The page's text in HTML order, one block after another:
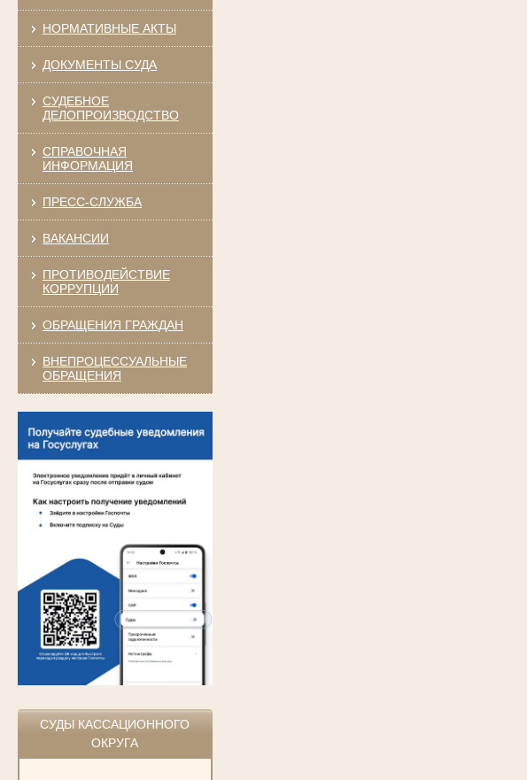
НОРМАТИВНЫЕ АКТЫ
ДОКУМЕНТЫ СУДА
СУДЕБНОЕ
ДЕЛОПРОИЗВОДСТВО
СПРАВОЧНАЯ
ИНФОРМАЦИЯ
ПРЕСС-СЛУЖБА
ВАКАНСИИ
ПРОТИВОДЕЙСТВИЕ
КОРРУПЦИИ
ОБРАЩЕНИЯ ГРАЖДАН
ВНЕПРОЦЕССУАЛЬНЫЕ
ОБРАЩЕНИЯ
СУДЫ КАССАЦИОННОГО
ОКРУГА